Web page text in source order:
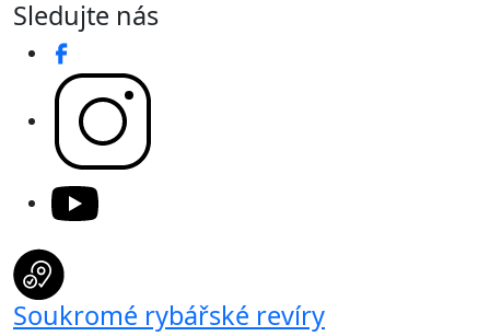
Sledujte nás
Soukromé rybářské revíry